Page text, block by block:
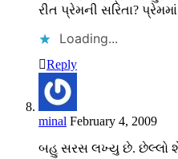
રીત પ્રેમની સરિતા?
Loading...
Reply
minal February 4, 2009
બહુ સરસ લખ્યુ છે. છેલ્લો